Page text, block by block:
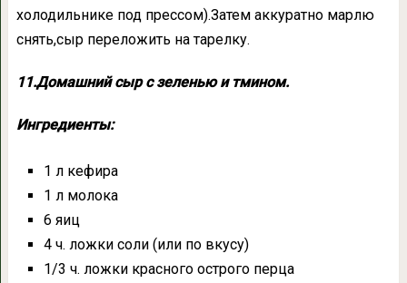
холодильнике под прессом).Затем аккуратно марлю
снять,сыр переложить на тарелку.
11.Домашний сыр с зеленью и тмином.
Ингредиенты:
1 л кефира
1 л молока
6 яиц
4 ч. ложки соли (или по вкусу)
1/3 ч. ложки красного острого перца